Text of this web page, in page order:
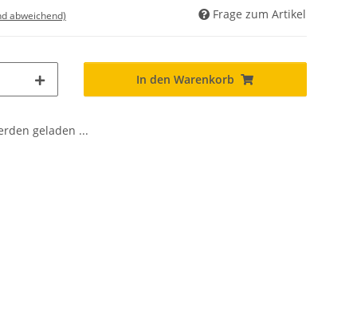
abweichend) Frage zum Artikel
In den Warenkorb
geladen ...